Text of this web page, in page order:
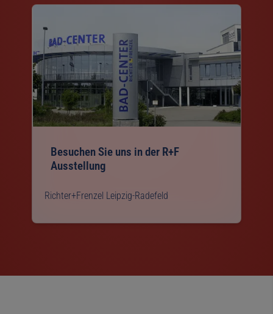
Besuchen Sie uns in der R+F
Ausstellung
Richter+Frenzel Leipzig-Radefeld